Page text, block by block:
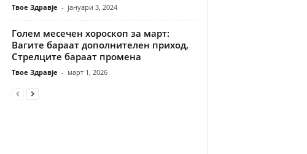
Твое Здравје - јануари 3, 2024
Голем месечен хороскоп за март:
Вагите бараат дополнителен приход,
Стрелците бараат промена
Твое Здравје - март 1, 2026